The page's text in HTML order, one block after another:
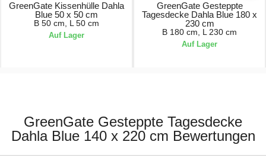
GreenGate Kissenhülle Dahla
Blue 50 x 50 cm
B 50 cm, L 50 cm
Auf Lager
GreenGate Gesteppte
Tagesdecke Dahla Blue 180 x
230 cm
B 180 cm, L 230 cm
Auf Lager
GreenGate Gesteppte Tagesdecke
Dahla Blue 140 x 220 cm Bewertungen